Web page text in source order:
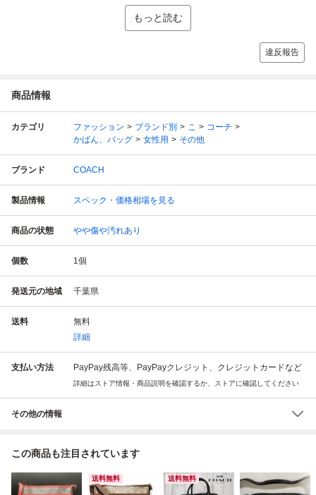
もっと読む
違反報告
商品情報
カテゴリ ファッション ブランド別 こ
コーチ
かばん、バッグ
女性用 その他
ブランド COACH
製品情報 スペック・価格相場を見る
商品の状態 やや傷や汚れあり
個数 1個
発送元の地域 千葉県
送料
無料
詳細
支払い方法 PayPay残高等、PayPayクレジット、クレジットカードなど
詳細はストア情報・商品説明を確認するか、ストアに確認してください
その他の情報
この商品も注目されています
送料無料 送料無料